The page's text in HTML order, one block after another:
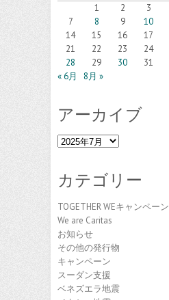
1
2 3
7
8 9 10
14
15 16 17
21
22 23 24
28
29 30
31
« 6月
8月 »
アーカイブ
ア
イ
カテゴリー
TOGETHER WEキャンペーン
We are Caritas
お知らせ
その他の発行物
キャンペーン
スーダン支援
ベネズエラ地震